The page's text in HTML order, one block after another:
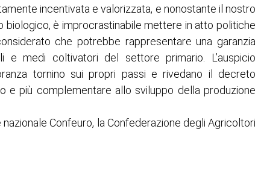
incentivata e valorizzata, e nonostante il nostro
biologico, è improcrastinabile mettere in atto politiche
che potrebbe rappresentare una
medi coltivatori del settore primario. L’auspicio
tornino sui propri passi e rivedano il decreto
e più complementare allo sviluppo della produzione
Confeuro, la Confederazione degli Agricoltori